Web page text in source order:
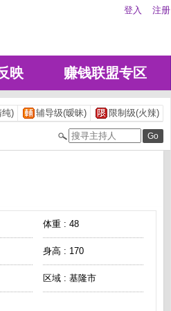
登入 注册
映 赚钱联盟专区
纯) 辅导级(暧昧) 限制级(火辣)
体重 : 48
身高 : 170
区域 : 基隆市